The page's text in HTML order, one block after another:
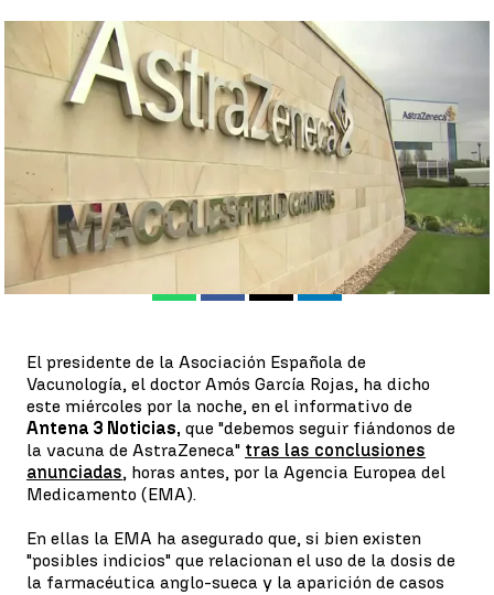
El presidente de la Asociación Española de Vacunología:
"Debemos seguir fiándonos de la vacuna de AstraZeneca" |
Antena 3 Noticias
Publicado:07 de abril de 2021, 22:51
Linkedin
El presidente de la Asociación Española de
Vacunología, el doctor Amós García Rojas, ha dicho
este miércoles por la noche, en el informativo de
Antena 3 Noticias, que "debemos seguir fiándonos de
la vacuna de AstraZeneca" tras las conclusiones
anunciadas, horas antes, por la Agencia Europea del
Medicamento (EMA).
En ellas la EMA ha asegurado que, si bien existen
"posibles indicios" que relacionan el uso de la dosis de
la farmacéutica anglo-sueca y la aparición de casos